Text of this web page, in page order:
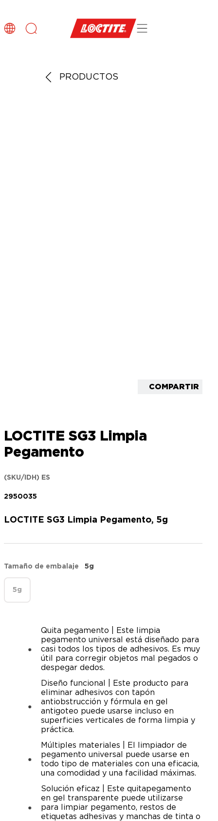
PRODUCTOS
COMPARTIR
LOCTITE SG3 Limpia
Pegamento
(SKU/IDH) ES
2950035
LOCTITE SG3 Limpia Pegamento, 5g
Tamaño de embalaje 5g
5g
Quita pegamento | Este limpia
pegamento universal está diseñado para
casi todos los tipos de adhesivos. Es muy
útil para corregir objetos mal pegados o
despegar dedos.
Diseño funcional | Este producto para
eliminar adhesivos con tapón
antiobstrucción y fórmula en gel
antigoteo puede usarse incluso en
superficies verticales de forma limpia y
práctica.
Múltiples materiales | El limpiador de
pegamento universal puede usarse en
todo tipo de materiales con una eficacia,
una comodidad y una facilidad máximas.
Solución eficaz | Este quitapegamento
en gel transparente puede utilizarse
para limpiar pegamento, restos de
etiquetas adhesivas y manchas de tinta o